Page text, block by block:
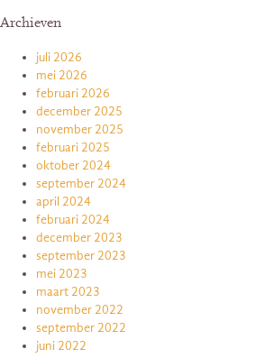
Archieven
juli 2026
mei 2026
februari 2026
december 2025
november 2025
februari 2025
oktober 2024
september 2024
april 2024
februari 2024
december 2023
september 2023
mei 2023
maart 2023
november 2022
september 2022
juni 2022